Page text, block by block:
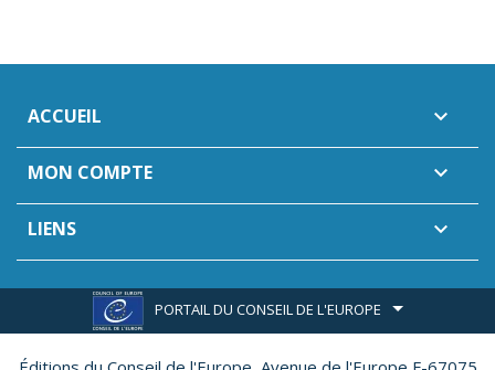
ACCUEIL 
MON COMPTE 
LIENS 
PORTAIL DU CONSEIL DE L'EUROPE